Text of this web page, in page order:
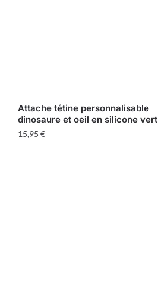
Attache tétine personnalisable
dinosaure et oeil en silicone vert
15,95 €